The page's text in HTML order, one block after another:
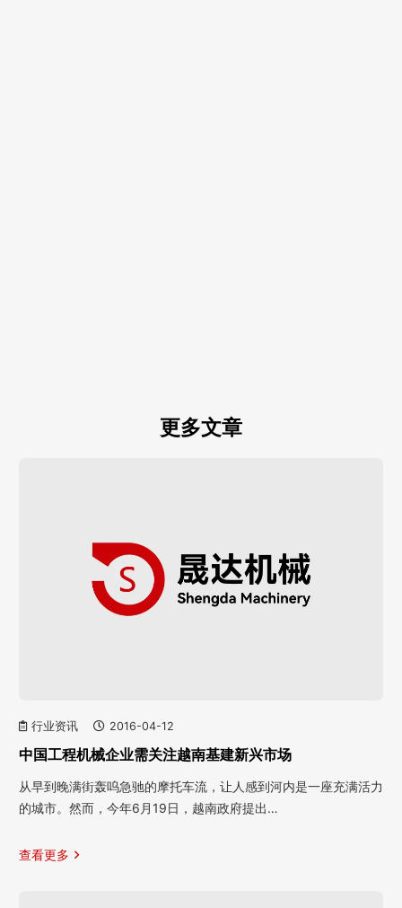
更多文章
行业资讯 2016-04-12
中国工程机械企业需关注越南基建新兴市场
从早到晚满街轰呜急驰的摩托车流，让人感到河内是一座充满活力
的城市。然而，今年6月19日，越南政府提出…
查看更多